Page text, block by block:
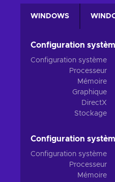
WINDOWS
Configuration
Configuration système
Processeur
Mémoire
Graphique
DirectX
Stockage
Configuration
Configuration système
Processeur
Mémoire